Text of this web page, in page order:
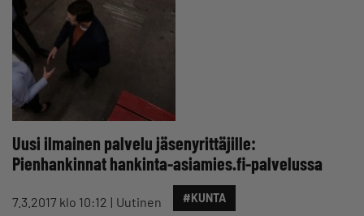
Uusi ilmainen palvelu jäsenyrittäjille:
Pienhankinnat hankinta-asiamies.fi-palvelussa
7.3.2017 klo 10:12 Uutinen #KUNTA